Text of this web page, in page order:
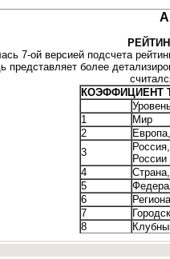
7-ой версией подсчета
представляет более
КОЭФФИЦИЕНТ
1
Мир
2
3
России
4
5
6
7
8
Статус
1